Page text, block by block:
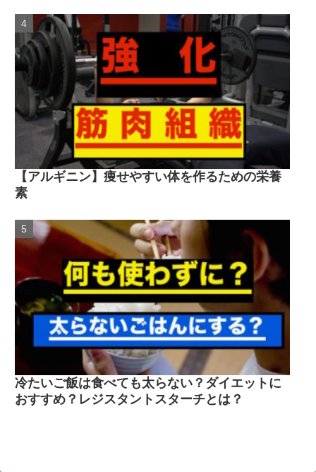
【アルギニン】痩せやすい体を作るための栄養
素
冷たいご飯は食べても太らない？ダイエットに
おすすめ？レジスタントスターチとは？